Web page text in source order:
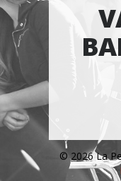
© 2026 La